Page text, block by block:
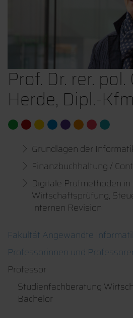
Prof. Dr. rer.
Herde, Dipl.-
Grundlagen der
Finanzbuchhaltung /
Digitale Prüfmethoden in
Wirtschaftsprüfung,
Internen Revision
Fakultät Angewandte
Professorinnen und
Professor
Studienfachberatung
Bachelor